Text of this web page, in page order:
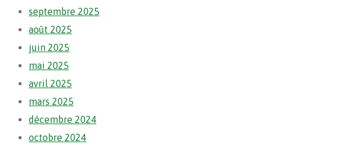
septembre 2025
août 2025
juin 2025
mai 2025
avril 2025
mars 2025
décembre 2024
octobre 2024